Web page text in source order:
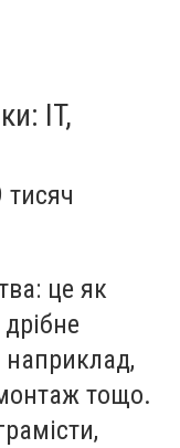
IT,
тисяч
це як
наприклад,
тощо.